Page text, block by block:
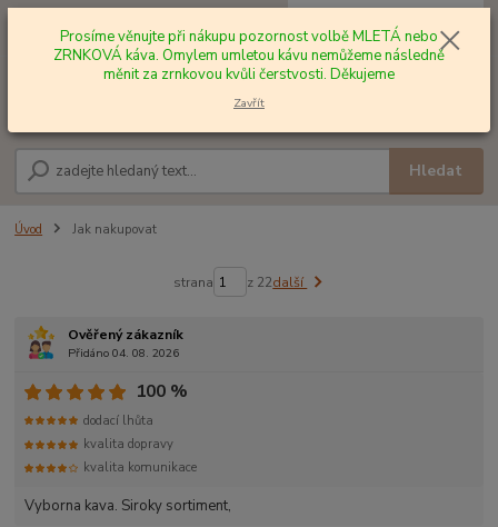
Hledat
+420 602 577 209 za0,00 Kč
Úvod Jak nakupovat
strana z 22další
Ověřený zákazník
Přidáno 04. 08. 2026
Vyborna kava. Siroky sortiment,
100 %
dodací lhůta
kvalita dopravy
kvalita komunikace
Prosíme věnujte při nákupu pozornost volbě MLETÁ nebo
ZRNKOVÁ káva. Omylem umletou kávu nemůžeme následně
měnit za zrnkovou kvůli čerstvosti. Děkujeme
Zavřít